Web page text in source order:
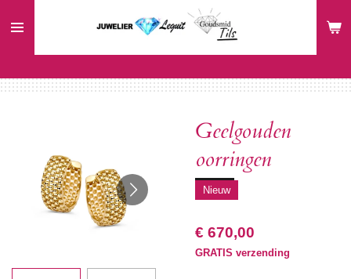
direct
hoofdinhoud
Geelgouden
oorringen
Nieuw
€ 670,00
GRATIS verzending